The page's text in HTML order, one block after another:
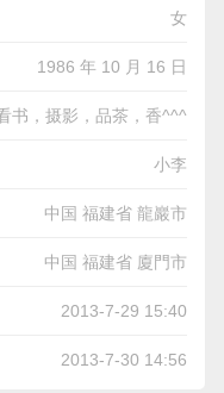
女
1986 年 10 月 16 日
书，摄影，品茶，香^^^
小李
中国 福建省 龍巖市
中国 福建省 廈門市
2013-7-29 15:40
2013-7-30 14:56